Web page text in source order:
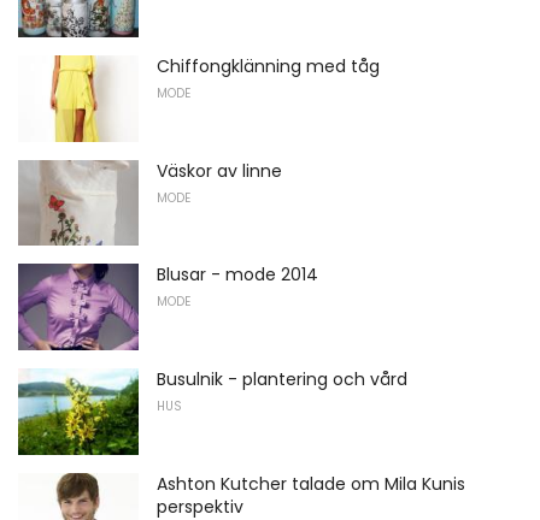
Chiffongklänning med tåg
MODE
Väskor av linne
MODE
Blusar - mode 2014
MODE
Busulnik - plantering och vård
HUS
Ashton Kutcher talade om Mila Kunis
perspektiv